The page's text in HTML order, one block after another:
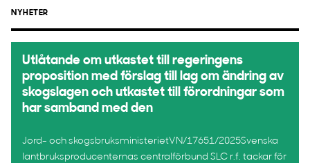
NYHETER
Utlåtande om utkastet till regeringens
proposition med förslag till lag om ändring av
skogslagen och utkastet till förordningar som
har samband med den
Jord- och skogsbruksministerietVN/17651/2025Svenska
lantbruksproducenternas centralförbund SLC r.f. tackar för